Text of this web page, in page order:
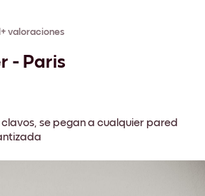
valoraciones
- Paris
se pegan a cualquier pared